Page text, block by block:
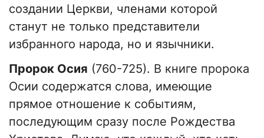
создании Церкви, членами которой
станут не только представители
избранного народа, но и язычники.
Пророк Осия (760-725). В книге пророка
Осии содержатся слова, имеющие
прямое отношение к событиям,
последующим сразу после Рождества